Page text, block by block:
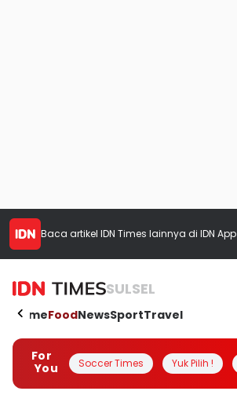
Baca artikel IDN Times lainnya di IDN App
SULSEL
HomeFoodNewsSportTravel
For
You
Soccer Times Yuk Pilih !